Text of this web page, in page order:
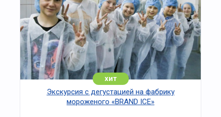
хит
Экскурсия с дегустацией на фабрику
мороженого «BRAND ICE»